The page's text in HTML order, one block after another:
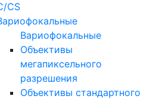
CS
Вариофокальные
Объективы
мегапиксельного
разрешения
Объективы стандартного